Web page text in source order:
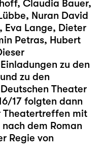
Claudia Bauer,
Nuran David
Eva Lange, Dieter
Petras, Hubert
zu den
zu den
Theater
17 folgten dann
Theatertreffen mit
dem Roman
Regie von